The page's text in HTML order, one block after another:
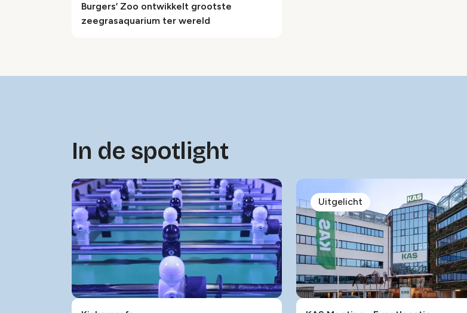
Burgers’ Zoo ontwikkelt grootste
zeegrasaquarium ter wereld
In de spotlight
Uitgelicht